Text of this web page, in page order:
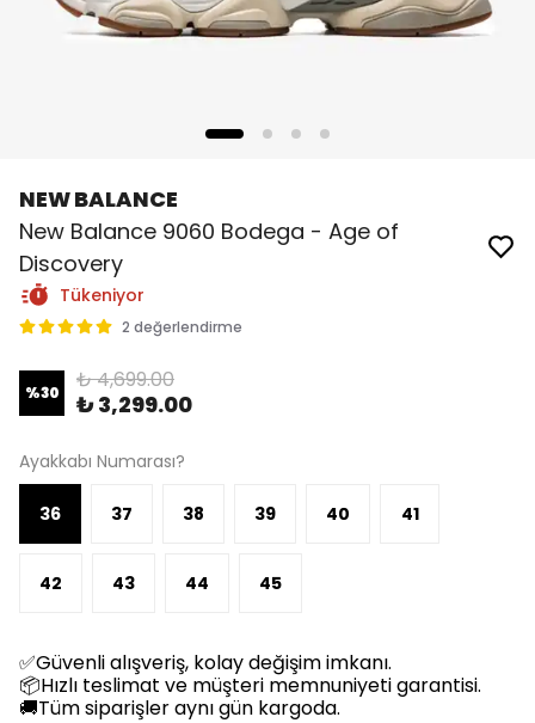
NEW BALANCE
New Balance 9060 Bodega - Age of
Discovery
Tükeniyor
2 değerlendirme
%30 ₺ 4,699.00
₺ 3,299.00
Ayakkabı Numarası?
36 37 38 39 40 41
42 43 44 45
✅Güvenli alışveriş, kolay değişim imkanı.
📦Hızlı teslimat ve müşteri memnuniyeti garantisi.
🚚Tüm siparişler aynı gün kargoda.